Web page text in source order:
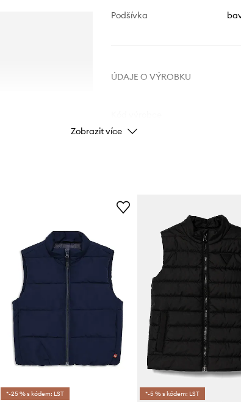
Podšívka
ÚDAJE O VÝROBKU
Značka
Výrobce
ID produktu
Zobrazit více
*-25 % s kódem: LST *-5 % s kódem: LST